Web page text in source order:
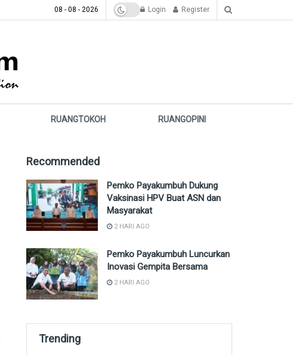
08 - 08 - 2026 Login Register
RUANGTOKOH RUANGOPINI
Recommended
Pemko Payakumbuh Dukung
Vaksinasi HPV Buat ASN dan
Masyarakat
2 HARI AGO
Pemko Payakumbuh Luncurkan
Inovasi Gempita Bersama
2 HARI AGO
Trending